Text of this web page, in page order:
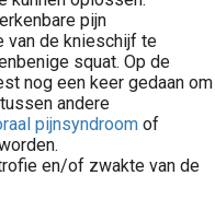
pijn
van de knieschijf te
squat. Op de
nog een keer gedaan om
andere
pijnsyndroom of
en/of zwakte van de